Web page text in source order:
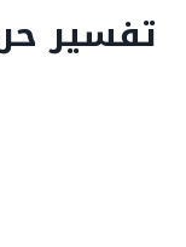
تفسير